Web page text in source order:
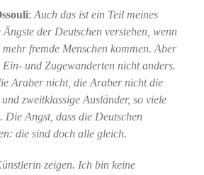
:Auch das ist ein Teil meines
der Deutschen verstehen, wenn
fremde Menschen kommen. Aber
Ein- und Zugewanderten nicht anders.
Araber nicht, die Araber nicht die
zweitklassige Ausländer, so viele
Angst, dass die Deutschen
die sind doch alle gleich.
zeigen. Ich bin keine